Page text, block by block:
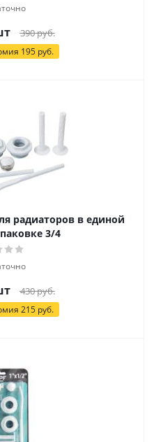
390руб.
195руб.
радиаторов в единой
3/4
430руб.
215руб.